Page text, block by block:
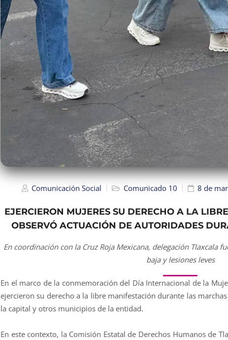
Comunicación Social Comunicado 10 8 de
EJERCIERON MUJERES SU DERECHO A LA
OBSERVÓ ACTUACIÓN DE AUTORIDADES
En coordinación con la Cruz Roja Mexicana, delegación Tlaxcala
baja y lesiones leves
En el marco de la conmemoración del Día Internacional de la
ejercieron su derecho a la libre manifestación durante las
la capital y otros municipios de la entidad.
En este contexto, la Comisión Estatal de Derechos Humanos de